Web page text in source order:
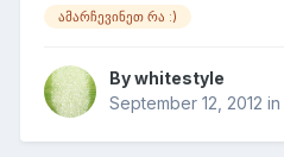
ამარჩევინეთ რა :)
Bywhitestyle
September 12, 2012 in